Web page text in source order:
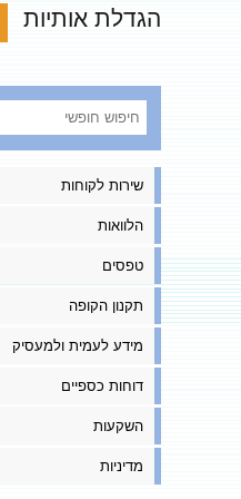
הגדלת אותיות
שירות לקוחות
הלוואות
טפסים
תקנון הקופה
מידע לעמית ולמעסיק
דוחות כספיים
השקעות
מדיניות